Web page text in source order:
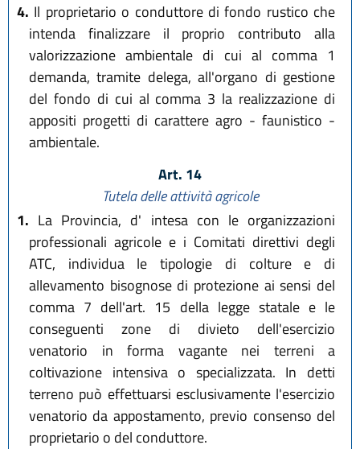
4. Il proprietario o conduttore di fondo rustico che
intenda finalizzare il proprio contributo alla
valorizzazione ambientale di cui al comma 1
demanda, tramite delega, all'organo di gestione
del fondo di cui al comma 3 la realizzazione di
appositi progetti di carattere agro - faunistico -
ambientale.
Art. 14
Tutela delle attività agricole
1. La Provincia, d' intesa con le organizzazioni
professionali agricole e i Comitati direttivi degli
ATC, individua le tipologie di colture e di
allevamento bisognose di protezione ai sensi del
comma 7 dell'art. 15 della legge statale e le
conseguenti zone di divieto dell'esercizio
venatorio in forma vagante nei terreni a
coltivazione intensiva o specializzata. In detti
terreno può effettuarsi esclusivamente l'esercizio
venatorio da appostamento, previo consenso del
proprietario o del conduttore.